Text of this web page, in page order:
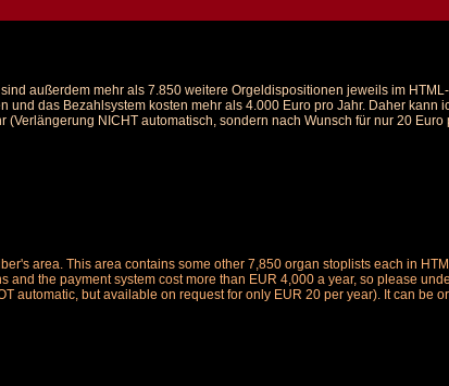
außerdem mehr als 7.850 weitere Orgeldispositionen jeweils im
das Bezahlsystem kosten mehr als 4.000 Euro pro Jahr. Daher kann
(Verlängerung NICHT automatisch, sondern nach Wunsch für nur 20
area. This area contains some other 7,850 organ stoplists each in
the payment system cost more than EUR 4,000 a year, so please
automatic, but available on request for only EUR 20 per year). It can be